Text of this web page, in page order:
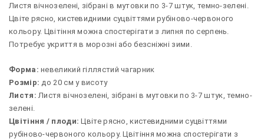
Листя вічнозелені, зібрані в мутовки по 3-7 штук, темно-зелені.
Цвіте рясно, кистевидними суцвіттями рубіново-червоного
кольору. Цвітіння можна спостерігати з липня по серпень.
Потребує укриття в морозні або безсніжні зими.
Форма: невеликий гіллястий чагарник
Розмір: до 20 см у висоту
Листя: Листя вічнозелені, зібрані в мутовки по 3-7 штук, темно-
зелені.
Цвітіння / плоди: Цвіте рясно, кистевидними суцвіттями
рубіново-червоного кольору. Цвітіння можна спостерігати з